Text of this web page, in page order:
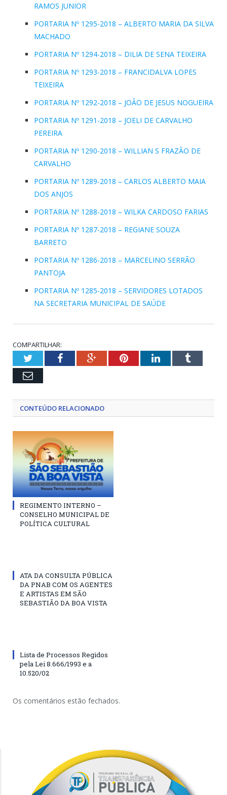
RAMOS JUNIOR
PORTARIA Nº 1295-2018 – ALBERTO MARIA DA SILVA
MACHADO
PORTARIA Nº 1294-2018 – DILIA DE SENA TEIXEIRA
PORTARIA Nº 1293-2018 – FRANCIDALVA LOPES
TEIXEIRA
PORTARIA Nº 1292-2018 – JOÃO DE JESUS NOGUEIRA
PORTARIA Nº 1291-2018 – JOELI DE CARVALHO
PEREIRA
PORTARIA Nº 1290-2018 – WILLIAN S FRAZÃO DE
CARVALHO
PORTARIA Nº 1289-2018 – CARLOS ALBERTO MAIA
DOS ANJOS
PORTARIA Nº 1288-2018 – WILKA CARDOSO FARIAS
PORTARIA Nº 1287-2018 – REGIANE SOUZA
BARRETO
PORTARIA Nº 1286-2018 – MARCELINO SERRÃO
PANTOJA
PORTARIA Nº 1285-2018 – SERVIDORES LOTADOS
NA SECRETARIA MUNICIPAL DE SAÚDE
COMPARTILHAR:
TwitterFacebookGoogle+PinterestLinkedInTumblr
Email
CONTEÚDO RELACIONADO
REGIMENTO INTERNO –
CONSELHO MUNICIPAL DE
POLÍTICA CULTURAL
ATA DA CONSULTA PÚBLICA
DA PNAB COM OS AGENTES
E ARTISTAS EM SÃO
SEBASTIÃO DA BOA VISTA
Lista de Processos Regidos
pela Lei 8.666/1993 e a
10.520/02
Os comentários estão fechados.